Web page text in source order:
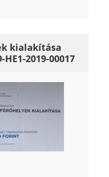
kialakítása
2019-00017